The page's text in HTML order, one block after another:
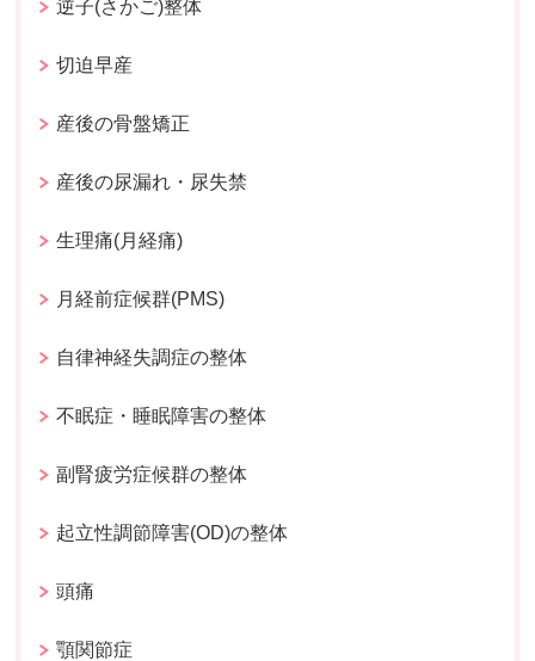
逆子(さかご)整体
切迫早産
産後の骨盤矯正
産後の尿漏れ・尿失禁
生理痛(月経痛)
月経前症候群(PMS)
自律神経失調症の整体
不眠症・睡眠障害の整体
副腎疲労症候群の整体
起立性調節障害(OD)の整体
頭痛
顎関節症